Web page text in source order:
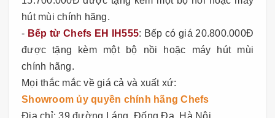
hút mùi chính hãng.
- Bếp từ Chefs EH IH555: Bếp có giá 20.800.000Đ
được tặng kèm một bộ nồi hoặc máy hút mùi
chính hãng.
Mọi thắc mắc về giá cả và xuất xứ:
Showroom ủy quyền chính hãng Chefs
Địa chỉ: 39 đường Láng, Đống Đa, Hà Nội